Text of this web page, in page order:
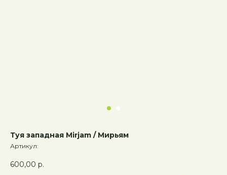
Туя западная Mirjam / Мирьям
Артикул:
600,00 р.